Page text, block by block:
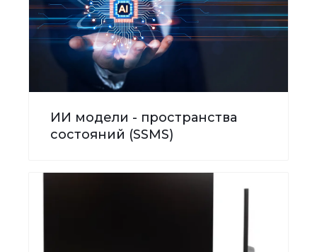
ИИ модели - пространства
состояний (SSMS)